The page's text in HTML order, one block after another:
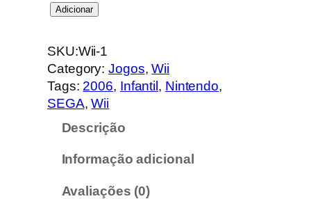
Q
a
n
t
i
Adicionar
SKU:Wii-1
Category:Jogos, Wii
Tags: 2006, Infantil , Nintendo
SEGA, Wii
Descrição
Informação adicional
Avaliações (0)